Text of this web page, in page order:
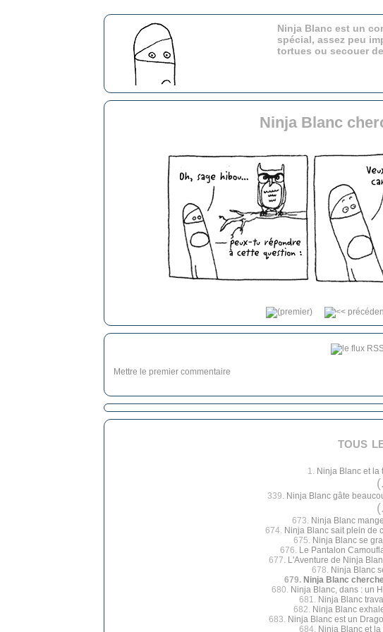
Ninja Blanc est un
spécial, assez peu
tortues ou secouer
Ninja Blanc
Mettre le premier commentaire
tous
1. Ninja Blanc et la
339. Ninja Blanc gâte
673. Ninja Blanc
674. Ninja Blanc sait plein de
675. Ninja Blanc se
676. Le Pantalon
677. L'Aventure de Ninja
678. Ninja Blanc
679. Ninja Blanc
680. Ninja Blanc, dans : un
681.
Ninja Blanc
682. Ninja Blanc
683. Ninja Blanc est un
684. Ninja Blanc et